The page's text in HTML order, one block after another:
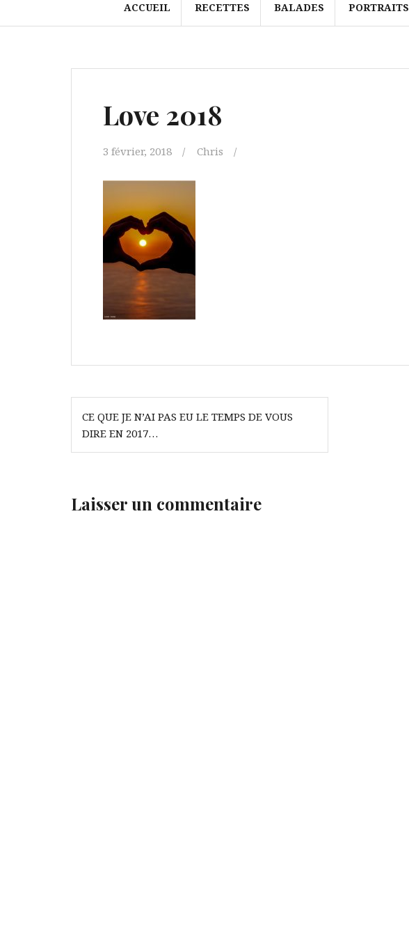
ACCUEIL RECETTES BALADES PORTRAITS
Love 2018
3 février, 2018 Chris
Navigation
de
l’article
CE QUE JE N’AI PAS EU LE TEMPS DE VOUS
DIRE EN 2017…
Laisser un commentaire